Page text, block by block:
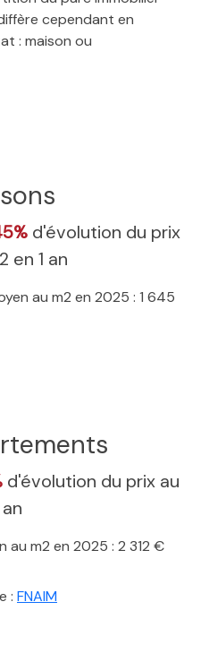
cependant en
: maison ou
d'évolution du prix
en 1 an
au m2 en 2025 : 1 645
d'évolution du prix au
au m2 en 2025 : 2 312 €
: FNAIM